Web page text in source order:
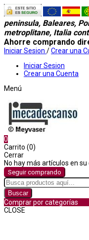
peninsula, Baleares,
metroplitane, Italia
Ahorre comprando
Iniciar Sesion /Crear una
Iniciar Sesion
Crear una Cuenta
Menú
0
Carrito (0)
Cerrar
No hay más artículos en
Seguir comprando
Buscar
Comprar por categorías
CLOSE